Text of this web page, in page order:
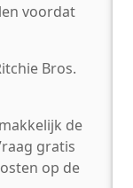
voordat
Bros.
de
gratis
op de